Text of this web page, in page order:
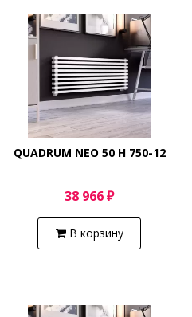
QUADRUM NEO 50 H 750-12
38 966 ₽
В корзину